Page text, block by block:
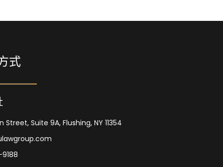
式
Street, Suite 9A, Flushing, NY 11354